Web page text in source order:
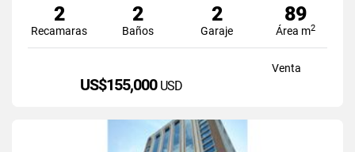
2
Recamaras
2
Baños
2
Garaje
89
Área m2
Venta
US$155,000 USD